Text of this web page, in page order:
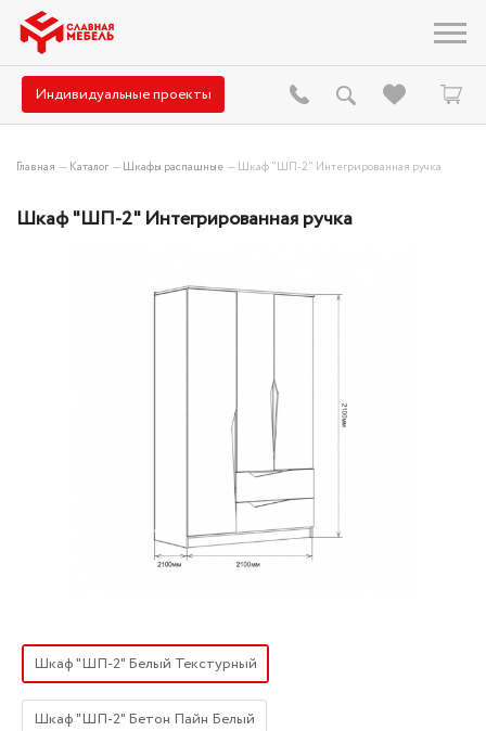
Индивидуальные проекты
Главная —Каталог —Шкафы распашные —Шкаф "ШП-2" Интегрированная ручка
Шкаф "ШП-2" Интегрированная ручка
Шкаф "ШП-2" Белый Текстурный
Шкаф "ШП-2" Бетон Пайн Белый